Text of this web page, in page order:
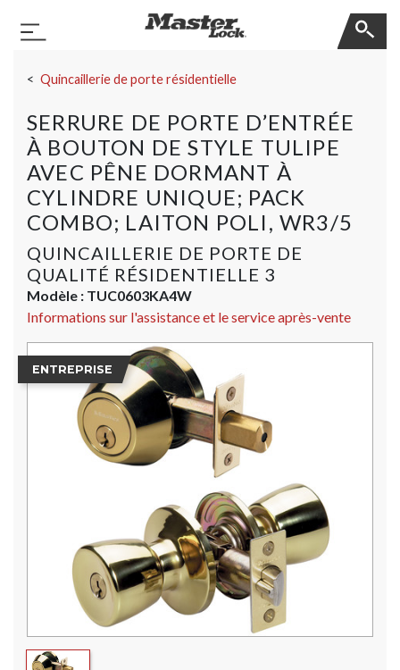
Basculer la navigation
Quincaillerie de porte résidentielle
SERRURE DE PORTE D’ENTRÉE
À BOUTON DE STYLE TULIPE
AVEC PÊNE DORMANT À
CYLINDRE UNIQUE; PACK
COMBO; LAITON POLI, WR3/5
QUINCAILLERIE DE PORTE DE
QUALITÉ RÉSIDENTIELLE 3
Modèle : TUC0603KA4W
Informations sur l'assistance et le service après-vente
ENTREPRISE